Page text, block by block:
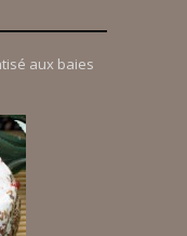
aux baies